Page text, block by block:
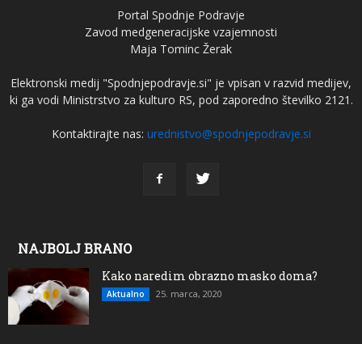
Portal Spodnje Podravje
Zavod medgeneracijske vzajemnosti
Maja Tominc Žerak
Elektronski medij "Spodnjepodravje.si" je vpisan v razvid medijev,
ki ga vodi Ministrstvo za kulturo RS, pod zaporedno številko 2121.
Kontaktirajte nas: urednistvo@spodnjepodravje.si
NAJBOLJ BRANO
Kako naredim obrazno masko doma?
Aktualno 25. marca, 2020